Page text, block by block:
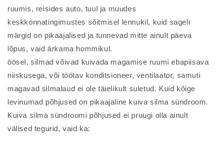
ruumis, reisides auto, tuul ja muudes
keskkonnatingimustes sõitmisel lennukil, kuid sageli
märgid on pikaajalised ja tunnevad mitte ainult päeva
lõpus, vaid ärkama hommikul.
öösel, silmad võivad kuivada magamise ruumi ebapiisava
niiskusega, või töötav konditsioneer, ventilaator, samuti
magavad silmalaud ei ole täielikult suletud. Kuid kõige
levinumad põhjused on pikaajaline kuiva silma sündroom.
Kuiva silma sündroomi põhjused ei pruugi olla ainult
välised tegurid, vaid ka: